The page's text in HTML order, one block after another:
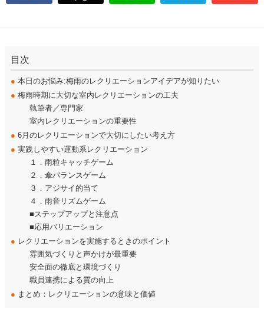
目次
● 本日のお悩み:梅雨のレクリエーションアイデアが知りたい
● 梅雨時期に大切な室内レクリエーションの工夫
執筆者／専門家
室内レクリエーションの重要性
● 6月のレクリエーションで大切にしたい考え方
● 実践しやすい運動系レクリエーション
１．雨粒キャッチゲーム
２．傘バランスゲーム
３．アジサイ的当て
４．雨音リズムゲーム
■ステップアップと注意点
■応用バリエーション
● レクリエーションを実施するときのポイント
雰囲気づくりと声かけが最重要
安全面の徹底と環境づくり
職員連携による質の向上
● まとめ：レクリエーションの意味と価値